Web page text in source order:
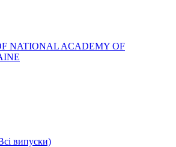
NATIONAL ACADEMY OF
випуски)